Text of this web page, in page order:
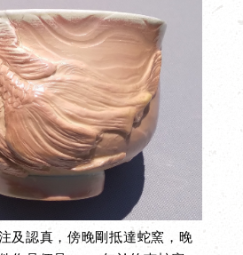
及認真，傍晚剛抵達蛇窯，晚